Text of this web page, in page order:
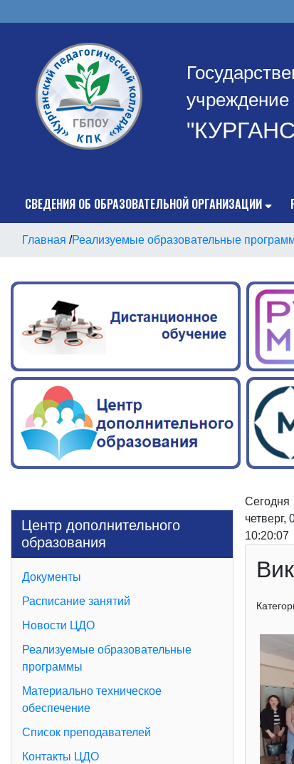
учреждение
СВЕДЕНИЯ ОБ ОБРАЗОВАТЕЛЬНОЙ ОРГАНИЗАЦИИ
Главная /Реализуемые образовательные
Центр дополнительного
образования
Документы
Расписание занятий
Новости ЦДО
Реализуемые образовательные
программы
Материально техническое
обеспечение
Список преподавателей
Контакты ЦДО
Сегодня
четверг,
10:20:08